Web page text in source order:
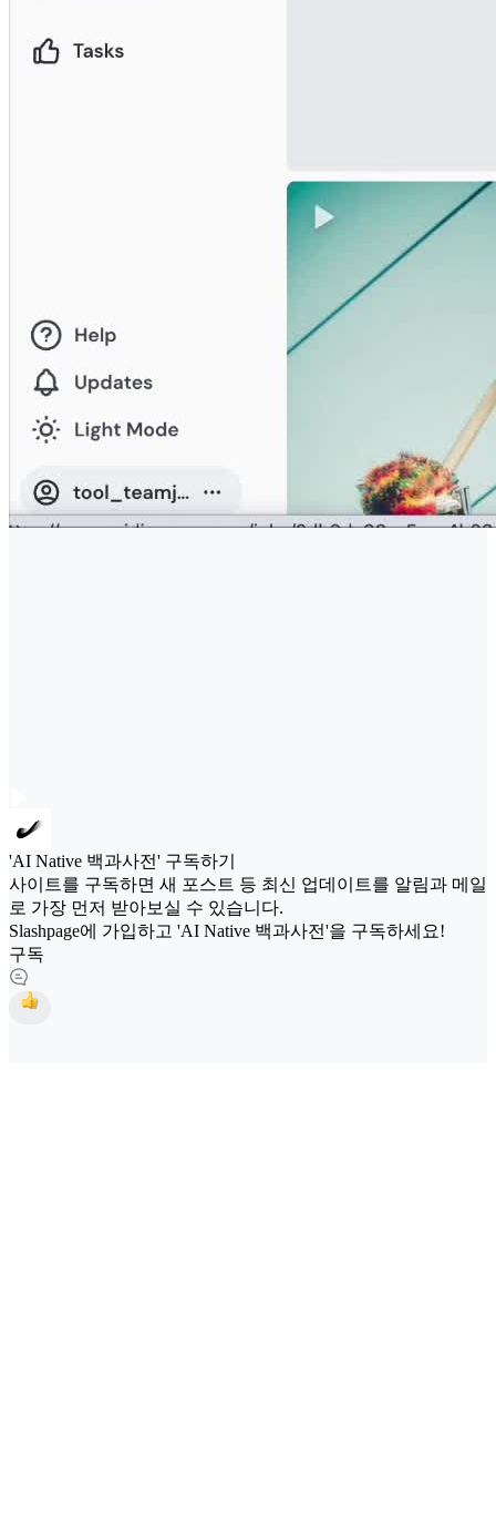
'AI Native 백과사전' 구독하기
사이트를 구독하면 새 포스트 등 최신 업데이트를 알림과 메일
로 가장 먼저 받아보실 수 있습니다.
Slashpage에 가입하고 'AI Native 백과사전'을 구독하세요!
구독